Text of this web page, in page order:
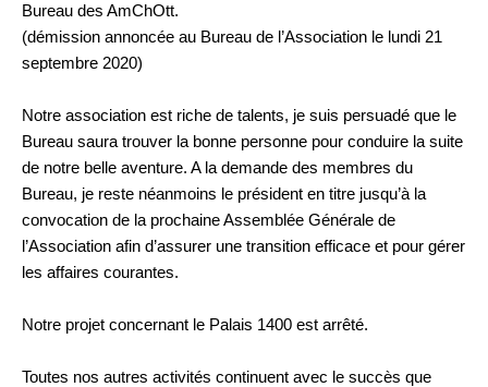
Bureau des AmChOtt.
(démission annoncée au Bureau de l’Association le lundi 21
septembre 2020)
Notre association est riche de talents, je suis persuadé que le
Bureau saura trouver la bonne personne pour conduire la suite
de notre belle aventure. A la demande des membres du
Bureau, je reste néanmoins le président en titre jusqu’à la
convocation de la prochaine Assemblée Générale de
l’Association afin d’assurer une transition efficace et pour gérer
les affaires courantes.
Notre projet concernant le Palais 1400 est arrêté.
Toutes nos autres activités continuent avec le succès que